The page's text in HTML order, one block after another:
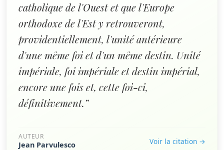
catholique de l'Ouest et que l'Europe
orthodoxe de l'Est y retrouveront,
providentiellement, l'unité antérieure
d'une même foi et d'un même destin. Unité
impériale, foi impériale et destin impérial,
encore une fois et, cette foi-ci,
définitivement.”
AUTEUR
Jean Parvulesco Voir la citation →